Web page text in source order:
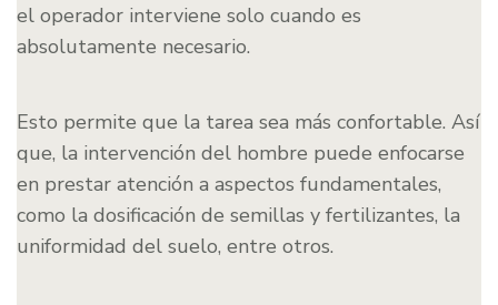
el operador interviene solo cuando es
absolutamente necesario.
Esto permite que la tarea sea más confortable. Así
que, la intervención del hombre puede enfocarse
en prestar atención a aspectos fundamentales,
como la dosificación de semillas y fertilizantes, la
uniformidad del suelo, entre otros.